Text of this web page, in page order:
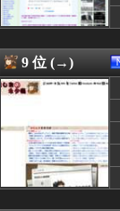
08/08 12:25
08/08 12:25
08/08 12:24
08/08 12:24
08/08 12:20
08/08 12:19
08/08 12:19
08/08 12:18
08/08 12:18
9 位 (→)